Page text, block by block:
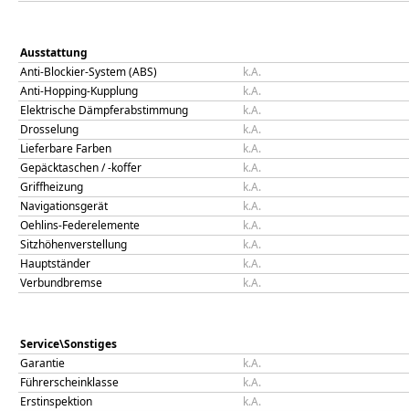
Ausstattung
Anti-Blockier-System (ABS)
k.A.
Anti-Hopping-Kupplung
k.A.
Elektrische Dämpferabstimmung
k.A.
Drosselung
k.A.
Lieferbare Farben
k.A.
Gepäcktaschen / -koffer
k.A.
Griffheizung
k.A.
Navigationsgerät
k.A.
Oehlins-Federelemente
k.A.
Sitzhöhenverstellung
k.A.
Hauptständer
k.A.
Verbundbremse
k.A.
Service\Sonstiges
Garantie
k.A.
Führerscheinklasse
k.A.
Erstinspektion
k.A.